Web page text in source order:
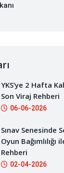
YKS’ye 2 Hafta
Son Viraj Rehberi
06-06-2026
Sınav Senesinde
Oyun Bağımlılığı
Rehberi
02-04-2026